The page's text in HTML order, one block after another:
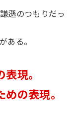
遜のつもりだっ
ある。
現。
の表現。